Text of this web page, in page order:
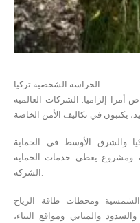
الحراسة الشخصية تركيا
أمرا إلزاميا. الشركات العالمية
والشرق الأوسط في الحماية
ومشروع يعطي خدمات الحماية
الشركة.
ومحطات طاقة الرياح
والمباني ومواقع البناء،